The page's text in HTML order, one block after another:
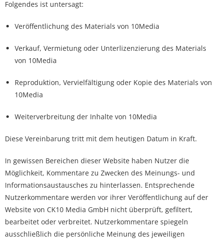
Folgendes ist untersagt:
Veröffentlichung des Materials von 10Media
Verkauf, Vermietung oder Unterlizenzierung des Materials
von 10Media
Reproduktion, Vervielfältigung oder Kopie des Materials von
10Media
Weiterverbreitung der Inhalte von 10Media
Diese Vereinbarung tritt mit dem heutigen Datum in Kraft.
In gewissen Bereichen dieser Website haben Nutzer die
Möglichkeit, Kommentare zu Zwecken des Meinungs- und
Informationsaustausches zu hinterlassen. Entsprechende
Nutzerkommentare werden vor ihrer Veröffentlichung auf der
Website von CK10 Media GmbH nicht überprüft, gefiltert,
bearbeitet oder verbreitet. Nutzerkommentare spiegeln
ausschließlich die persönliche Meinung des jeweiligen